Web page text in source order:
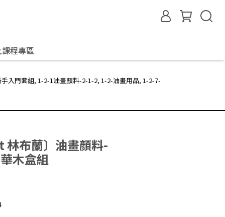
程專區
入門套組, 1-2-1油畫顏料-2-1-2, 1-2-油畫用品, 1-2-7-
林布蘭〕油畫顏料-
木盒組